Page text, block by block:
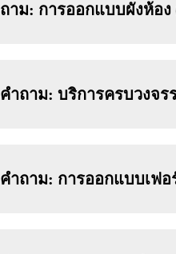
ถาม: การออกแบบผังห้อง
คำถาม: บริการครบวงจร
คำถาม: การออกแบบเฟ